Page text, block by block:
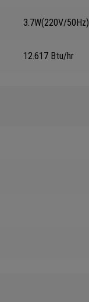
3.7W(220V/50Hz)
12.617 Btu/hr